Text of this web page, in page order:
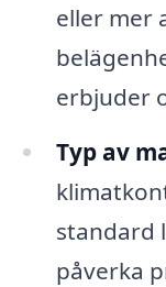
eller mer
erbjuder
Typ av
standard
påverka